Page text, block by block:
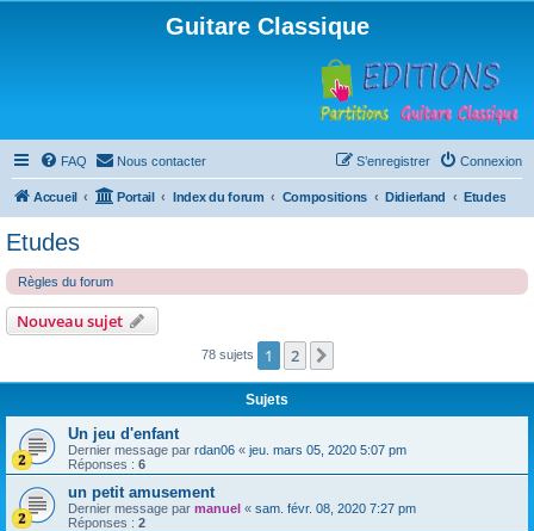
Guitare Classique
FAQ Nous contacter Connexion
S’enregistrer
Accueil Portail Index du forum Compositions Didierland Etudes
Etudes
Règles du forum
Nouveau sujet
78 sujets 1 2
Sujets
Un jeu d'enfant
Dernier message par rdan06 « jeu. mars 05, 2020 5:07 pm
Réponses : 6
un petit amusement
Dernier message par manuel « sam. févr. 08, 2020 7:27 pm
Réponses : 2